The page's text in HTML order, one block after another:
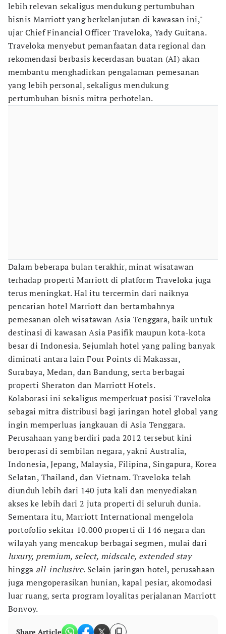
lebih relevan sekaligus mendukung pertumbuhan
bisnis Marriott yang berkelanjutan di kawasan ini,"
ujar Chief Financial Officer Traveloka, Yady Guitana.
Traveloka menyebut pemanfaatan data regional dan
rekomendasi berbasis kecerdasan buatan (AI) akan
membantu menghadirkan pengalaman pemesanan
yang lebih personal, sekaligus mendukung
pertumbuhan bisnis mitra perhotelan.
Dalam beberapa bulan terakhir, minat wisatawan
terhadap properti Marriott di platform Traveloka juga
terus meningkat. Hal itu tercermin dari naiknya
pencarian hotel Marriott dan bertambahnya
pemesanan oleh wisatawan Asia Tenggara, baik untuk
destinasi di kawasan Asia Pasifik maupun kota-kota
besar di Indonesia. Sejumlah hotel yang paling banyak
diminati antara lain Four Points di Makassar,
Surabaya, Medan, dan Bandung, serta berbagai
properti Sheraton dan Marriott Hotels.
Kolaborasi ini sekaligus memperkuat posisi Traveloka
sebagai mitra distribusi bagi jaringan hotel global yang
ingin memperluas jangkauan di Asia Tenggara.
Perusahaan yang berdiri pada 2012 tersebut kini
beroperasi di sembilan negara, yakni Australia,
Indonesia, Jepang, Malaysia, Filipina, Singapura, Korea
Selatan, Thailand, dan Vietnam. Traveloka telah
diunduh lebih dari 140 juta kali dan menyediakan
akses ke lebih dari 2 juta properti di seluruh dunia.
Sementara itu, Marriott International mengelola
portofolio sekitar 10.000 properti di 146 negara dan
wilayah yang mencakup berbagai segmen, mulai dari
luxury, premium, select, midscale, extended stay
hingga all-inclusive. Selain jaringan hotel, perusahaan
juga mengoperasikan hunian, kapal pesiar, akomodasi
luar ruang, serta program loyalitas perjalanan Marriott
Bonvoy.
Share Article